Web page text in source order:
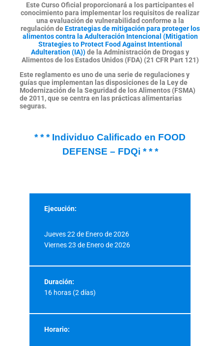
Este Curso Oficial proporcionará a los participantes el
conocimiento para implementar los requisitos de realizar
una evaluación de vulnerabilidad conforme a la
regulación deEstrategias de mitigación para proteger los
alimentos contra la Adulteración Intencional (Mitigation
Strategies to Protect Food Against Intentional
Adulteration (IA))de la Administración de Drogas y
Alimentos de los Estados Unidos (FDA) (21 CFR Part 121)
Este reglamento es uno de una serie de regulaciones y
guías que implementan las disposiciones de la Ley de
Modernización de la Seguridad de los Alimentos (FSMA)
de 2011, que se centra en las prácticas alimentarias
seguras.
* * * Individuo Calificado en FOOD
DEFENSE – FDQi * * *
Ejecución:
Jueves 22 de Enero de 2026
Viernes 23 de Enero de 2026
Duración:
16 horas (2 días)
Horario: